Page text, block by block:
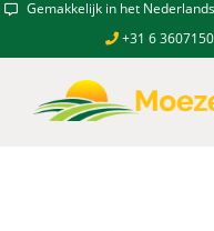
Skip Gemakkelijk in het Nederlands
+31 6